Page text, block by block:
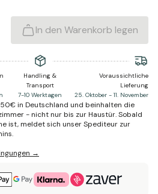
In den Warenkorb legen
Handling &
Transport
7-10 Werktagen
Voraussichtliche
Lieferung
25. Oktober - 11. November
in Deutschland und beinhalten die
- nicht nur bis zur Haustür. Sobald
ist, meldet sich unser Spediteur zur
→